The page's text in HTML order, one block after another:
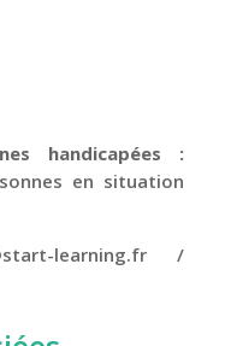
handicapées :
en situation
learning.fr /